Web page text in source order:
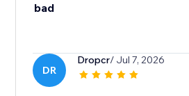
bad
DR
Dropcr/ Jul 7, 2026